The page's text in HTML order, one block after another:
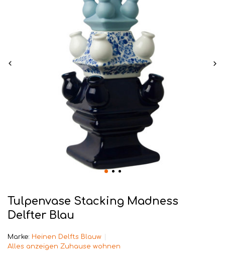
Tulpenvase Stacking Madness
Delfter Blau
Marke: Heinen Delfts Blauw
Alles anzeigen Zuhause wohnen